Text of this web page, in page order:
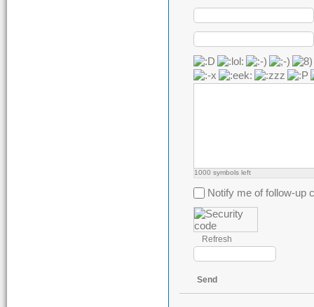
1000 symbols left
Notify me of follow-up
Refresh
Send